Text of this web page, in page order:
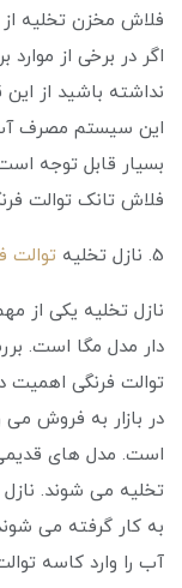
فلاش مخزن تخلیه
اگر در برخی از موارد
نداشته باشید از این
بسیار قابل توجه
فلاش تانک توالت
5. نازل تخلیه توالت
نازل تخلیه یکی از
دار مدل مگا است.
توالت فرنگی اهمیت
در بازار به فروش
است. مدل های قدیمی
تخلیه می شوند.
به کار گرفته می‌
آب را وارد کاسه